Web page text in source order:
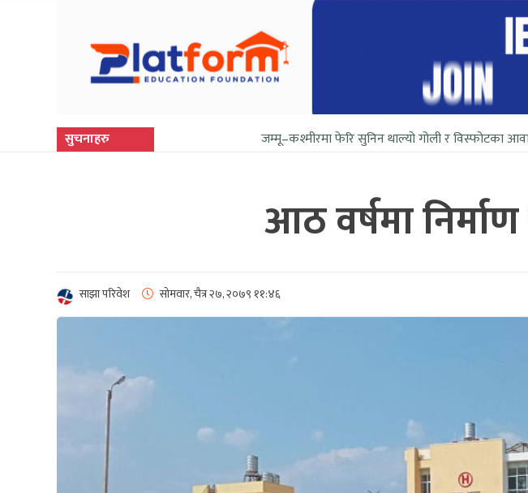
सुचनाहरु जम्मू–कश्मीरमा फेरि सुनिन थाल्यो गोली र विस्फोटका आवाज चिनिया
आठ वर्षमा
साझा परिवेश सोमवार, चैत्र २७, २०७९ ११:४६